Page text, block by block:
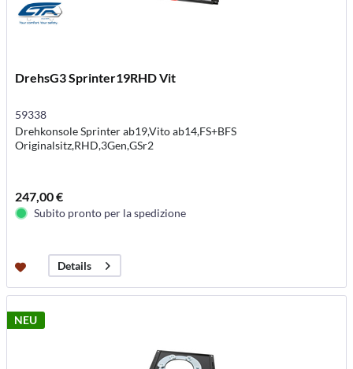
DrehsG3 Sprinter19RHD Vit
59338
Drehkonsole Sprinter ab19,Vito ab14,FS+BFS
Originalsitz,RHD,3Gen,GSr2
247,00 €
Subito pronto per la spedizione
Details
NEU